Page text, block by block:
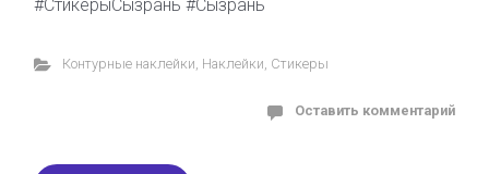
#СтикерыСызрань #Сызрань
Контурные наклейки, Наклейки, Стикеры
Оставить комментарий